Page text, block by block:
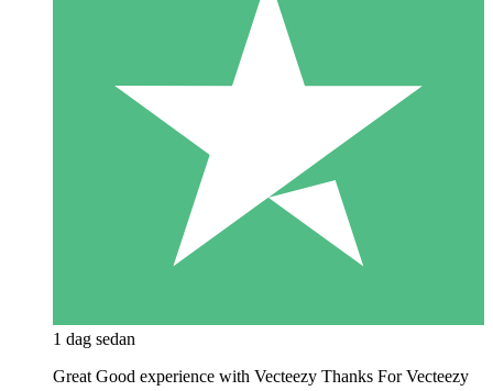
1 dag sedan
Great Good experience with Vecteezy Thanks For Vecteezy